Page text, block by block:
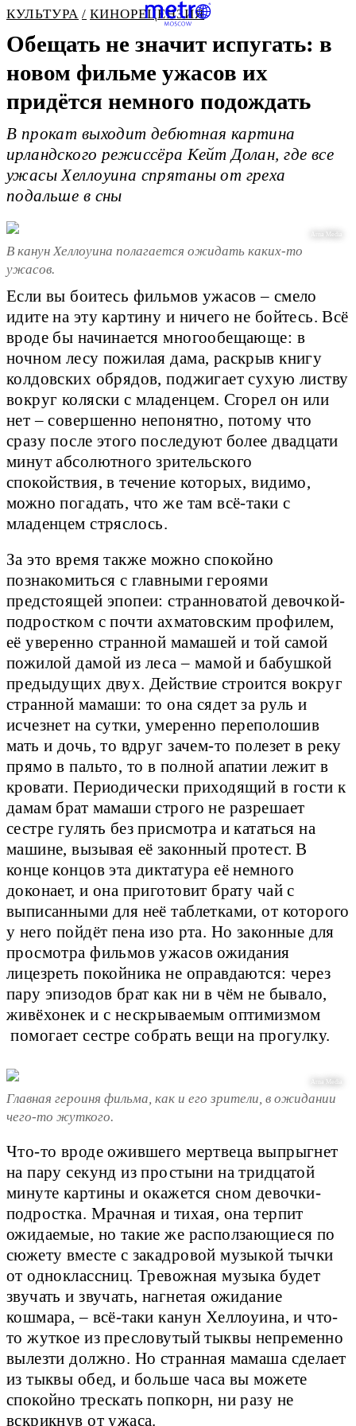
КУЛЬТУРА КИНОРЕЦЕНЗИЯ
Обещать не значит испугать: в
новом фильме ужасов их
придётся немного подождать
В прокат выходит дебютная картина
ирландского режиссёра Кейт Долан, где все
ужасы Хеллоуина спрятаны от греха
подальше в сны
Arna Media
В канун Хеллоуина полагается ожидать каких-то
ужасов.
Если вы боитесь фильмов ужасов – смело
идите на эту картину и ничего не бойтесь. Всё
вроде бы начинается многообещающе: в
ночном лесу пожилая дама, раскрыв книгу
колдовских обрядов, поджигает сухую листву
вокруг коляски с младенцем. Сгорел он или
нет – совершенно непонятно, потому что
сразу после этого последуют более двадцати
минут абсолютного зрительского
спокойствия, в течение которых, видимо,
можно погадать, что же там всё-таки с
младенцем стряслось.
За это время также можно спокойно
познакомиться с главными героями
предстоящей эпопеи: странноватой девочкой-
подростком с почти ахматовским профилем,
её уверенно странной мамашей и той самой
пожилой дамой из леса – мамой и бабушкой
предыдущих двух. Действие строится вокруг
странной мамаши: то она сядет за руль и
исчезнет на сутки, умеренно переполошив
мать и дочь, то вдруг зачем-то полезет в реку
прямо в пальто, то в полной апатии лежит в
кровати. Периодически приходящий в гости к
дамам брат мамаши строго не разрешает
сестре гулять без присмотра и кататься на
машине, вызывая её законный протест. В
конце концов эта диктатура её немного
доконает, и она приготовит брату чай с
выписанными для неё таблетками, от которого
у него пойдёт пена изо рта. Но законные для
просмотра фильмов ужасов ожидания
лицезреть покойника не оправдаются: через
пару эпизодов брат как ни в чём не бывало,
живёхонек и с нескрываемым оптимизмом
помогает сестре собрать вещи на прогулку.
Arna Media
Главная героиня фильма, как и его зрители, в ожидании
чего-то жуткого.
Что-то вроде ожившего мертвеца выпрыгнет
на пару секунд из простыни на тридцатой
минуте картины и окажется сном девочки-
подростка. Мрачная и тихая, она терпит
ожидаемые, но такие же расползающиеся по
сюжету вместе с закадровой музыкой тычки
от одноклассниц. Тревожная музыка будет
звучать и звучать, нагнетая ожидание
кошмара, – всё-таки канун Хеллоуина, и что-
то жуткое из пресловутый тыквы непременно
вылезти должно. Но странная мамаша сделает
из тыквы обед, и больше часа вы можете
спокойно трескать попкорн, ни разу не
вскрикнув от ужаса.